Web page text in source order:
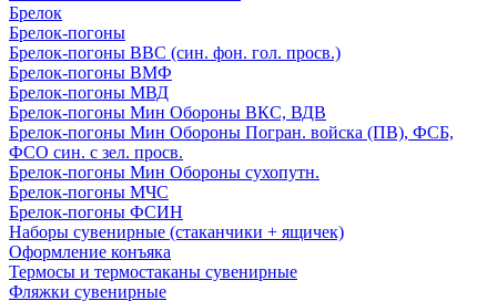
Брелок
Брелок-погоны
Брелок-погоны ВВС (син. фон. гол. просв.)
Брелок-погоны ВМФ
Брелок-погоны МВД
Брелок-погоны Мин Обороны ВКС, ВДВ
Брелок-погоны Мин Обороны Погран. войска (ПВ), ФСБ,
ФСО син. с зел. просв.
Брелок-погоны Мин Обороны сухопутн.
Брелок-погоны МЧС
Брелок-погоны ФСИН
Наборы сувенирные (стаканчики + ящичек)
Оформление конъяка
Термосы и термостаканы сувенирные
Фляжки сувенирные